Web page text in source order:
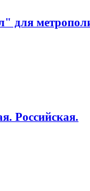
для
Российская.